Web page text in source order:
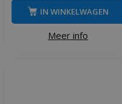
Meer info
IN WINKELWAGEN